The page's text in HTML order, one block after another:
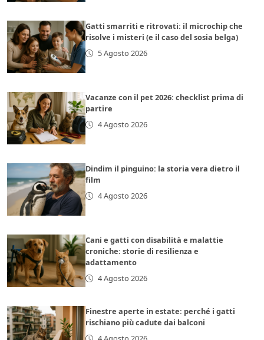
Gatti smarriti e ritrovati: il microchip che
risolve i misteri (e il caso del sosia belga)
5 Agosto 2026
Vacanze con il pet 2026: checklist prima di
partire
4 Agosto 2026
Dindim il pinguino: la storia vera dietro il
film
4 Agosto 2026
Cani e gatti con disabilità e malattie
croniche: storie di resilienza e
adattamento
4 Agosto 2026
Finestre aperte in estate: perché i gatti
rischiano più cadute dai balconi